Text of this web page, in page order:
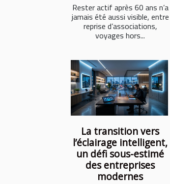
Rester actif après 60 ans n’a
jamais été aussi visible, entre
reprise d’associations,
voyages hors...
La transition vers
l’éclairage intelligent,
un défi sous-estimé
des entreprises
modernes